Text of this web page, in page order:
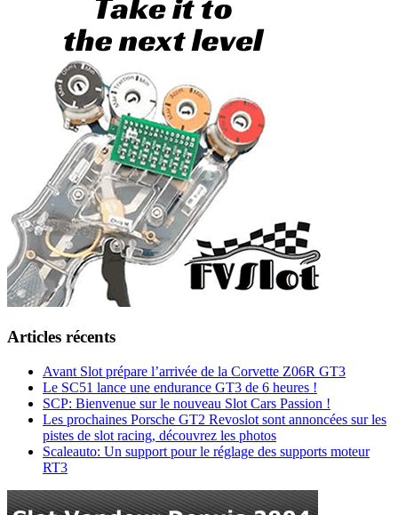
Articles récents
Avant Slot prépare l’arrivée de la Corvette Z06R GT3
Le SC51 lance une endurance GT3 de 6 heures !
SCP: Bienvenue sur le nouveau Slot Cars Passion !
Les prochaines Porsche GT2 Revoslot sont annoncées sur les
pistes de slot racing, découvrez les photos
Scaleauto: Un support pour le réglage des supports moteur
RT3